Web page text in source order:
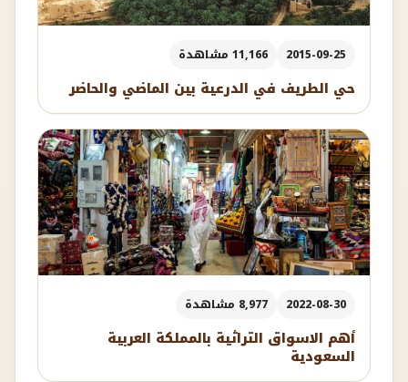
2015-09-25 11,166 مشاهدة
حي الطريف في الدرعية بين الماضي والحاضر
2022-08-30 8,977 مشاهدة
أهم الاسواق التراثية بالمملكة العربية
السعودية